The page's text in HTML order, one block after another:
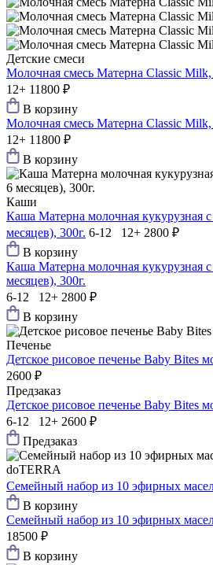
Детские смеси
Молочная смесь Матерна Classic Milk,
12+ 11800 ₽
В корзину
Молочная смесь Матерна Classic Milk,
12+ 11800 ₽
В корзину
Каши
Каша Матерна молочная кукурузная
месяцев), 300г. 6-12 12+ 2800 ₽
В корзину
Каша Матерна молочная кукурузная
месяцев), 300г.
6-12 12+ 2800 ₽
В корзину
Печенье
Детское рисовое печенье Baby Bites
2600 ₽
Предзаказ
Детское рисовое печенье Baby Bites
6-12 12+ 2600 ₽
Предзаказ
doTERRA
Семейный набор из 10 эфирных
В корзину
Семейный набор из 10 эфирных
18500 ₽
В корзину